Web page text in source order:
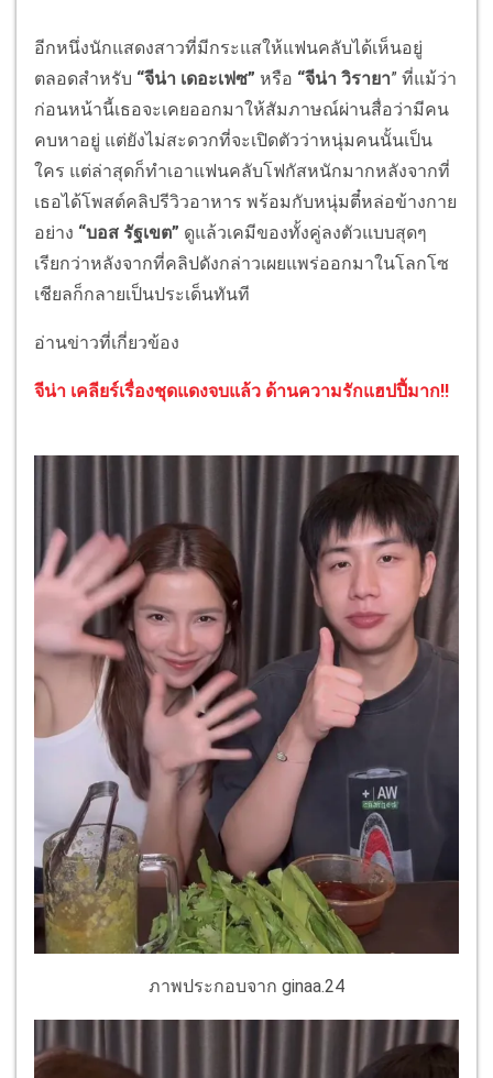
อีกหนึ่งนักแสดงสาวที่มีกระแสให้แฟนคลับได้เห็นอยู่
ตลอดสำหรับ “จีน่า เดอะเฟซ” หรือ “จีน่า วิรายา” ที่แม้ว่า
ก่อนหน้านี้เธอจะเคยออกมาให้สัมภาษณ์ผ่านสื่อว่ามีคน
คบหาอยู่ แต่ยังไม่สะดวกที่จะเปิดตัวว่าหนุ่มคนนั้นเป็น
ใคร แต่ล่าสุดก็ทำเอาแฟนคลับโฟกัสหนักมากหลังจากที่
เธอได้โพสต์คลิปรีวิวอาหาร พร้อมกับหนุ่มตี๋หล่อข้างกาย
อย่าง “บอส รัฐเขต” ดูแล้วเคมีของทั้งคู่ลงตัวแบบสุดๆ
เรียกว่าหลังจากที่คลิปดังกล่าวเผยแพร่ออกมาในโลกโซ
เชียลก็กลายเป็นประเด็นทันที
อ่านข่าวที่เกี่ยวข้อง
จีน่า เคลียร์เรื่องชุดแดงจบแล้ว ด้านความรักแฮปปี้มาก!!
ภาพประกอบจาก ginaa.24